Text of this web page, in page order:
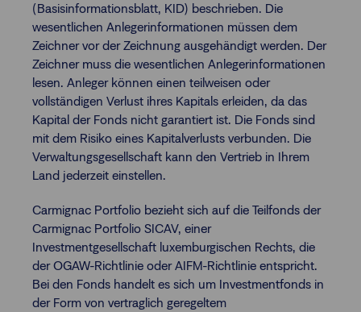
(Basisinformationsblatt, KID) beschrieben. Die
wesentlichen Anlegerinformationen müssen dem
Zeichner vor der Zeichnung ausgehändigt werden. Der
Zeichner muss die wesentlichen Anlegerinformationen
lesen. Anleger können einen teilweisen oder
vollständigen Verlust ihres Kapitals erleiden, da das
Kapital der Fonds nicht garantiert ist. Die Fonds sind
mit dem Risiko eines Kapitalverlusts verbunden. Die
Verwaltungsgesellschaft kann den Vertrieb in Ihrem
Land jederzeit einstellen.
Carmignac Portfolio bezieht sich auf die Teilfonds der
Carmignac Portfolio SICAV, einer
Investmentgesellschaft luxemburgischen Rechts, die
der OGAW-Richtlinie oder AIFM-Richtlinie entspricht.
Bei den Fonds handelt es sich um Investmentfonds in
der Form von vertraglich geregeltem